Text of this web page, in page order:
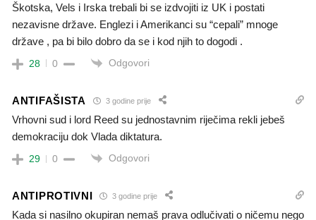
Škotska, Vels i Irska trebali bi se izdvojiti iz UK i postati
nezavisne države. Englezi i Amerikanci su “cepali” mnoge
države , pa bi bilo dobro da se i kod njih to dogodi .
28 0 Odgovori
ANTIFAŠISTA 3 godine prije
Vrhovni sud i lord Reed su jednostavnim riječima rekli jebeš
demokraciju dok Vlada diktatura.
29 0 Odgovori
ANTIPROTIVNI 3 godine prije
Kada si nasilno okupiran nemaš prava odlučivati o ničemu nego